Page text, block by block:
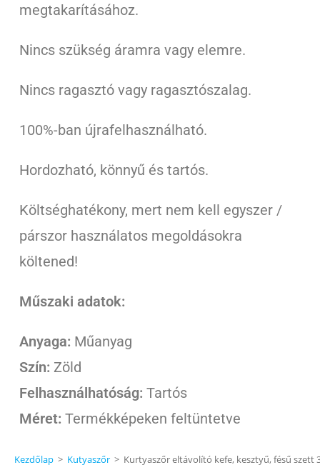
megtakarításához.
Nincs szükség áramra vagy elemre.
Nincs ragasztó vagy ragasztószalag.
100%-ban újrafelhasználható.
Hordozható, könnyű és tartós.
Költséghatékony, mert nem kell egyszer /
párszor használatos megoldásokra
költened!
Műszaki adatok:
Anyaga: Műanyag
Szín: Zöld
Felhasználhatóság: Tartós
Méret: Termékképeken feltüntetve
Kezdőlap > Kutyaszőr > Kurtyaszőr eltávolító kefe, kesztyű, fésű szett